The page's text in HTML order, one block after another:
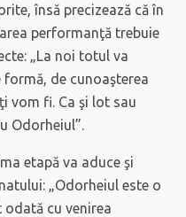
însă precizează că în
performanţă trebuie
„La noi totul va
de cunoaşterea
vom fi. Ca şi lot sau
Odorheiul”.
etapă va aduce şi
„Odorheiul este o
cu venirea